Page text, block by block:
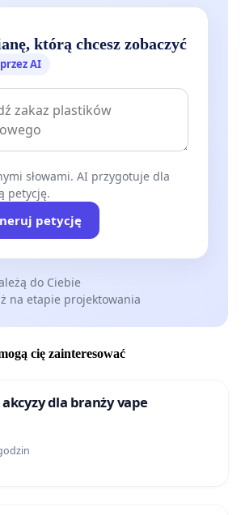
którą chcesz zobaczyć
AI
słowami. AI przygotuje dla
petycję.
petycję
do Ciebie
na etapie projektowania
cię zainteresować
dla branży vape